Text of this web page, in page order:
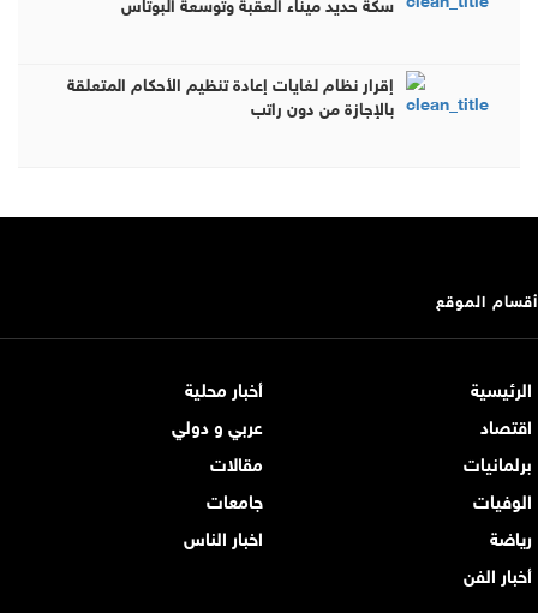
إقرار نظام لغايات إعادة تنظيم الأحكام المتعلقة
بالإجازة من دون راتب
أقسام الموقع
الرئيسية
أخبار محلية
اقتصاد
عربي و دولي
برلمانيات
مقالات
الوفيات
جامعات
رياضة
اخبار الناس
أخبار الفن